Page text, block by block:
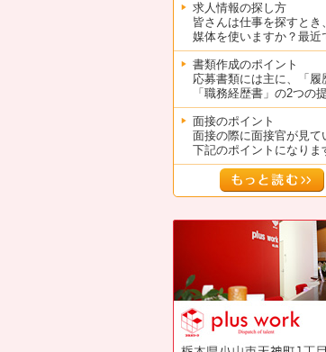
求人情報の探し方
皆さんは仕事を探すとき
媒体を使いますか？最近
書類作成のポイント
応募書類には主に、「履
「職務経歴書」の2つの
面接のポイント
面接の際に面接官が見て
下記のポイントになりま